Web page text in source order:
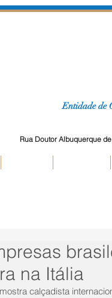
Entidade de
Rua Doutor Albuquerque
na Itália
calçadista